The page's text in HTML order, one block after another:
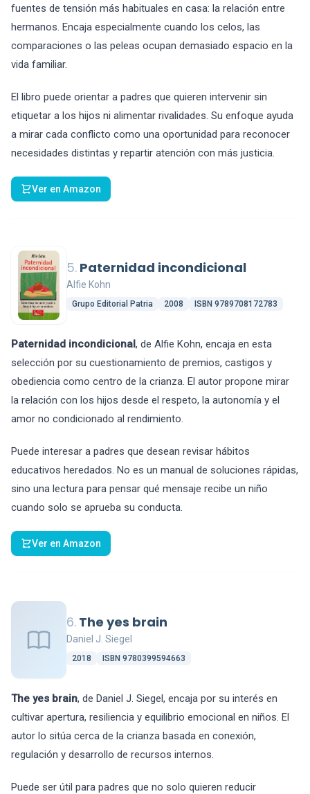
fuentes de tensión más habituales en casa: la relación entre
hermanos. Encaja especialmente cuando los celos, las
comparaciones o las peleas ocupan demasiado espacio en la
vida familiar.
El libro puede orientar a padres que quieren intervenir sin
etiquetar a los hijos ni alimentar rivalidades. Su enfoque ayuda
a mirar cada conflicto como una oportunidad para reconocer
necesidades distintas y repartir atención con más justicia.
Ver en Amazon
5. Paternidad incondicional
Alfie Kohn
Grupo Editorial Patria 2008 ISBN 9789708172783
Paternidad incondicional, de Alfie Kohn, encaja en esta
selección por su cuestionamiento de premios, castigos y
obediencia como centro de la crianza. El autor propone mirar
la relación con los hijos desde el respeto, la autonomía y el
amor no condicionado al rendimiento.
Puede interesar a padres que desean revisar hábitos
educativos heredados. No es un manual de soluciones rápidas,
sino una lectura para pensar qué mensaje recibe un niño
cuando solo se aprueba su conducta.
Ver en Amazon
6. The yes brain
Daniel J. Siegel
2018 ISBN 9780399594663
The yes brain, de Daniel J. Siegel, encaja por su interés en
cultivar apertura, resiliencia y equilibrio emocional en niños. El
autor lo sitúa cerca de la crianza basada en conexión,
regulación y desarrollo de recursos internos.
Puede ser útil para padres que no solo quieren reducir